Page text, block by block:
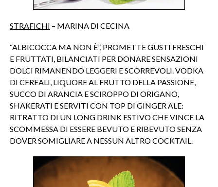
STRAFICHI – MARINA DI CECINA
“ALBICOCCA MA NON È”, PROMETTE GUSTI FRESCHI
E FRUTTATI, BILANCIATI PER DONARE SENSAZIONI
DOLCI RIMANENDO LEGGERI E SCORREVOLI. VODKA
DI CEREALI, LIQUORE AL FRUTTO DELLA PASSIONE,
SUCCO DI ARANCIA E SCIROPPO DI ORIGANO,
SHAKERATI E SERVITI CON TOP DI GINGER ALE:
RITRATTO DI UN LONG DRINK ESTIVO CHE VINCE LA
SCOMMESSA DI ESSERE BEVUTO E RIBEVUTO SENZA
DOVER SOMIGLIARE A NESSUN ALTRO COCKTAIL.